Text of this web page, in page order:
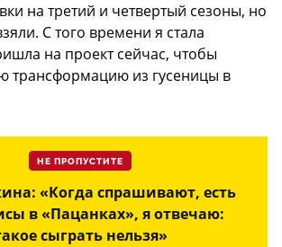
на третий и четвертый сезоны, но
С того времени я стала
на проект сейчас, чтобы
трансформацию из гусеницы в
НЕ ПРОПУСТИТЕ
«Когда спрашивают, есть
в «Пацанках», я отвечаю:
сыграть нельзя»